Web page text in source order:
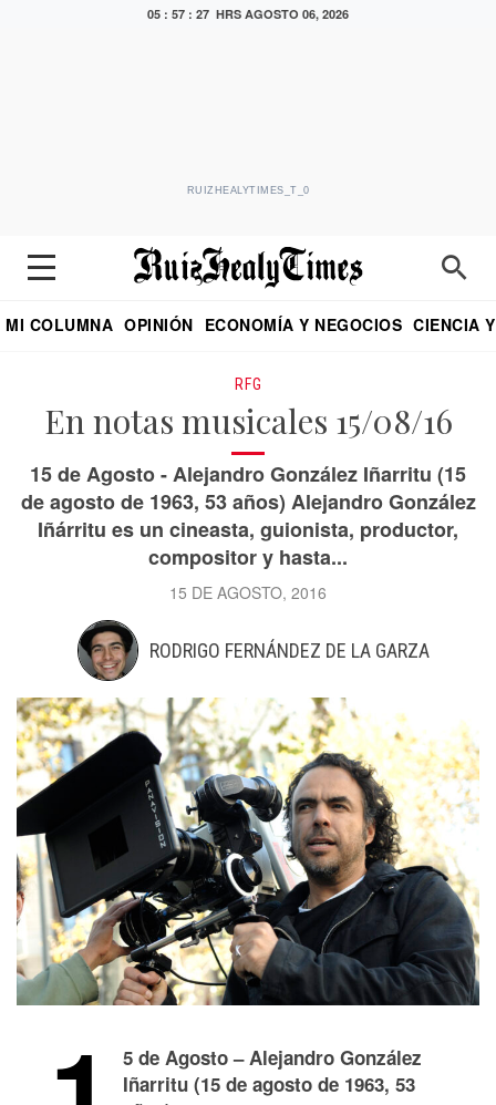
05 : 57 : 28 HRS AGOSTO 06, 2026
RUIZHEALYTIMES_T_0
MI COLUMNA OPINIÓN ECONOMÍA Y NEGOCIOS CIENCIA
RFG
En notas musicales 15/08/16
15 de Agosto - Alejandro González Iñarritu (15
de agosto de 1963, 53 años) Alejandro González
Iñárritu es un cineasta, guionista, productor,
compositor y hasta...
15 DE AGOSTO, 2016
RODRIGO FERNÁNDEZ DE LA GARZA
5 de Agosto – Alejandro González
Iñarritu (15 de agosto de 1963, 53